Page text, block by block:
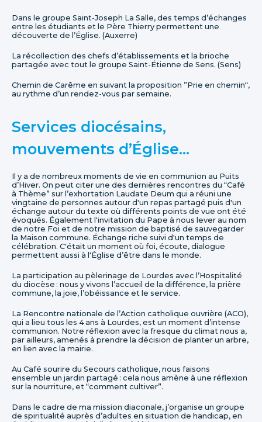
Dans le groupe Saint-Joseph La Salle, des temps d’échanges
entre les étudiants et le Père Thierry permettent une
découverte de l’Église. (Auxerre)
La récollection des chefs d’établissements et la brioche
partagée avec tout le groupe Saint-Étienne de Sens. (Sens)
Chemin de Carême en suivant la proposition ”Prie en chemin“,
au rythme d’un rendez-vous par semaine.
Services diocésains,
mouvements d’Église…
Il y a de nombreux moments de vie en communion au Puits
d’Hiver. On peut citer une des dernières rencontres du “Café
à Thème” sur l’exhortation Laudate Deum qui a réuni une
vingtaine de personnes autour d'un repas partagé puis d'un
échange autour du texte où différents points de vue ont été
évoqués. Également l'invitation du Pape à nous lever au nom
de notre Foi et de notre mission de baptisé de sauvegarder
la Maison commune. Échange riche suivi d'un temps de
célébration. C'était un moment où foi, écoute, dialogue
permettent aussi à l'Église d’être dans le monde.
La participation au pèlerinage de Lourdes avec l’Hospitalité
du diocèse : nous y vivons l’accueil de la différence, la prière
commune, la joie, l’obéissance et le service.
La Rencontre nationale de l’Action catholique ouvrière (ACO),
qui a lieu tous les 4 ans à Lourdes, est un moment d’intense
communion. Notre réflexion avec la fresque du climat nous a,
par ailleurs, amenés à prendre la décision de planter un arbre,
en lien avec la mairie.
Au Café sourire du Secours catholique, nous faisons
ensemble un jardin partagé : cela nous amène à une réflexion
sur la nourriture, et “comment cultiver”.
Dans le cadre de ma mission diaconale, j’organise un groupe
de spiritualité auprès d’adultes en situation de handicap, en